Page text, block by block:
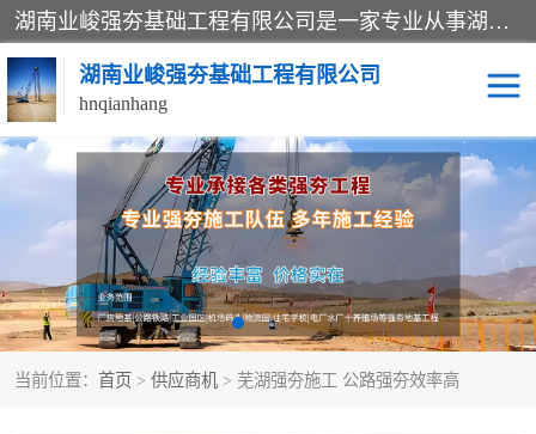
湖南业峻强夯基础工程有限公司是一家专业从事湖南强夯基础工程、强夯机租赁，地基处理的施工单位。业务覆盖：湖南、广东，江西等地。可承接1000KN.m-25000KN.m强夯（置换）工程。公司创始人是国内较早期从事强夯施工的建设者，经过多年的一步一个脚印的发展，在行业内具有较高的度和良好的口碑。
湖南业峻强夯基础工程有限公司
hnqianhang
当前位置： 首页 > 供应商机 > 芜湖强夯施工 公路强夯效率高
强夯施工案例 强夯机租赁
强夯施工工程 强夯施工队伍
强夯队伍